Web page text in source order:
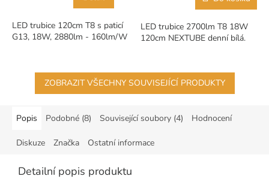
LED trubice 120cm T8 s paticí
G13, 18W, 2880lm - 160lm/W
LED trubice 2700lm T8 18W
120cm NEXTUBE denní bílá.
ZOBRAZIT VŠECHNY SOUVISEJÍCÍ PRODUKTY
Popis Podobné (8) Související soubory (4) Hodnocení
Diskuze Značka Ostatní informace
Detailní popis produktu